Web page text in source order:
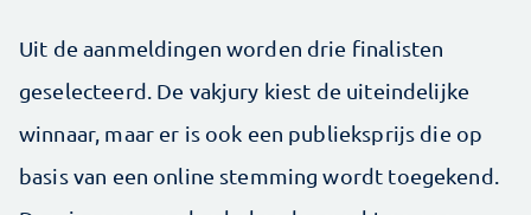
Uit de aanmeldingen worden drie finalisten
geselecteerd. De vakjury kiest de uiteindelijke
winnaar, maar er is ook een publieksprijs die op
basis van een online stemming wordt toegekend.